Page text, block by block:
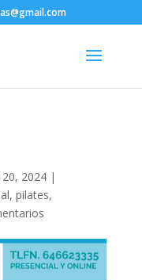
2024|
, pilates,